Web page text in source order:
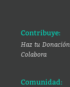
Contribuye:
Haz tu Donación
Colabora
Comunidad: